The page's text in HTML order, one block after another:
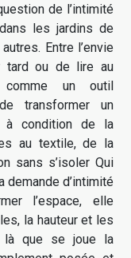
de l’intimité
les jardins de
Entre l’envie
tard ou de lire au
comme un outil
transformer un
à condition de la
au textile, de la
sans s’isoler Qui
demande d’intimité
l’espace, elle
la hauteur et les
là que se joue la